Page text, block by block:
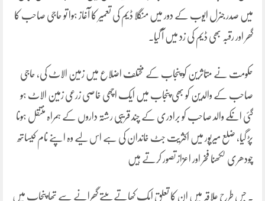
میں صدر جنرل ایوب کے دور میں منگلا ڈیم کی تعمیر کا آغاز ہوا تو حاجی صاحب کا
گھر اور رقبہ بھی ڈیم کی زد میں آ گیا۔
حکومت نے متاثرین کو پنجاب کے مختلف اضلاع میں زمین الاٹ کی، حاجی
صاحب کے والدین کو بھی پنجاب میں ایک اچھی خاصی زرعی زمین الاٹ ہو
گئی انکے والد صاحب کو برادری کے چند قریبی رشتہ داروں کے ہمراہ منتقل ہونا
پڑ گیا، ضلع میرپور میں اکثریت جٹ خاندان کی ہے اس لیے وہ اپنے نام کیساتھ
چودھری لکھنا فخر اور اعزاز تصور کرتے ہیں
۔ جس طرح علاقہ میں ان کا تعلق ایک کھاتے پیتے گھرانے سے تھا پنجاب میں